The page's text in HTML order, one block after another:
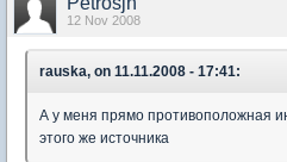
12 Nov 2008
rauska, on 11.11.2008 - 17:41:
А у меня прямо противоположная
этого же источника